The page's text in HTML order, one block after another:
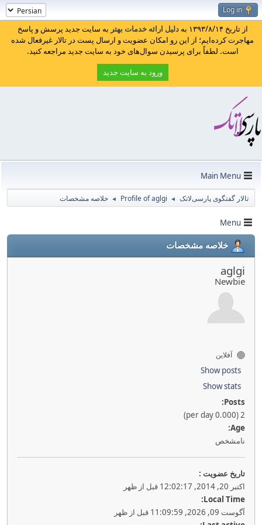
Log in
از تاریخ ۱۳۹۳/۸/۱۴ به دلیل ارائه خدمات بهتر به سایت جدید پرسش و پاسخ
مهاجرت کرده‌ایم؛ از این رو امکان عضویت و ارسال پست در تالار غیرفعال شده
است. لطفاً برای پرسیدن سوال‌های خود به سایت جدید مراجعه کنید.
ورود به سایت جدید
Main Menu
تالار گفتگوی پارسی‌لاتک ◄
Profile of aglgi
◄ خلاصه مشخصات
Menu
خلاصه مشخصات
aglgi
Newbie
آفلاین
Show posts
Show stats
Posts:
2 (0.000 per day)
Age:
نامشخص
تاريخ عضويت :
اکتبر 20, 2014, 12:02:17 قبل از ظهر
Local Time:
آگوست 09, 2026, 11:09:59 قبل از ظهر